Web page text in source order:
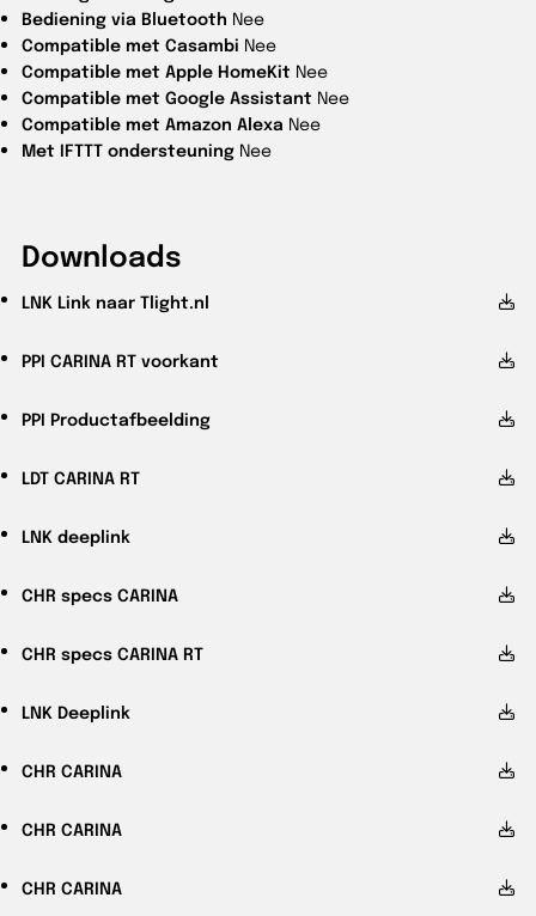
Bediening via Bluetooth Nee
Compatible met Casambi Nee
Compatible met Apple HomeKit Nee
Compatible met Google Assistant Nee
Compatible met Amazon Alexa Nee
Met IFTTT ondersteuning Nee
Downloads
LNK Link naar Tlight.nl
PPI CARINA RT voorkant
PPI Productafbeelding
LDT CARINA RT
LNK deeplink
CHR specs CARINA
CHR specs CARINA RT
LNK Deeplink
CHR CARINA
CHR CARINA
CHR CARINA